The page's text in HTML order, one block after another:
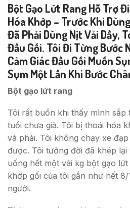
Bột Gạo Lứt Rang Hỗ Trợ
Hóa Khớp – Trước Khi
Đã Phải Dùng Nịt Vải Dầy,
Đầu Gối. Tôi Đi Từng Bước
Cảm Giác Đầu Gối Muốn
Sụm Một Lần Khi Bước
Bột gạo lứt rang
Tôi rất buồn khi thấy mình
tuổi chưa già. Tôi bị thoái hóa
và phải. Tôi không chạy xe
được. Tôi tưởng đời đã khép
uống hết một vài kg bột gạo
khớp gối của tôi gần như hết
người.